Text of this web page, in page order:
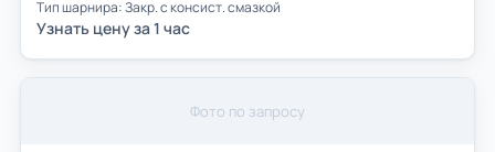
Тип шарнира: Закр. с консист. смазкой
Узнать цену за 1 час
Фото по запросу